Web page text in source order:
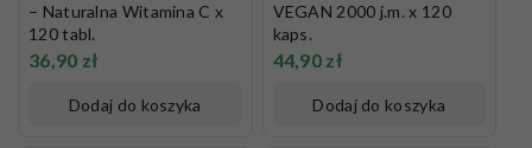
– Naturalna Witamina C x
120 tabl.
36,90 zł
Dodaj do koszyka
VEGAN 2000 j.m. x 120
kaps.
44,90 zł
Dodaj do koszyka